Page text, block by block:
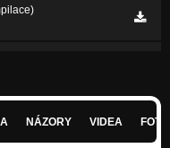
NÁZORY VIDEA